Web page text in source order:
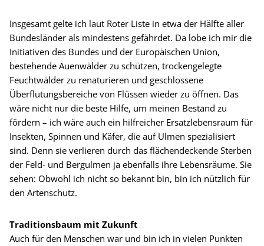
Insgesamt gelte ich laut Roter Liste in etwa der Hälfte aller
Bundesländer als mindestens gefährdet. Da lobe ich mir die
Initiativen des Bundes und der Europäischen Union,
bestehende Auenwälder zu schützen, trockengelegte
Feuchtwälder zu renaturieren und geschlossene
Überflutungsbereiche von Flüssen wieder zu öffnen. Das
wäre nicht nur die beste Hilfe, um meinen Bestand zu
fördern – ich wäre auch ein hilfreicher Ersatzlebensraum für
Insekten, Spinnen und Käfer, die auf Ulmen spezialisiert
sind. Denn sie verlieren durch das flächendeckende Sterben
der Feld- und Bergulmen ja ebenfalls ihre Lebensräume. Sie
sehen: Obwohl ich nicht so bekannt bin, bin ich nützlich für
den Artenschutz.
Traditionsbaum mit Zukunft
Auch für den Menschen war und bin ich in vielen Punkten